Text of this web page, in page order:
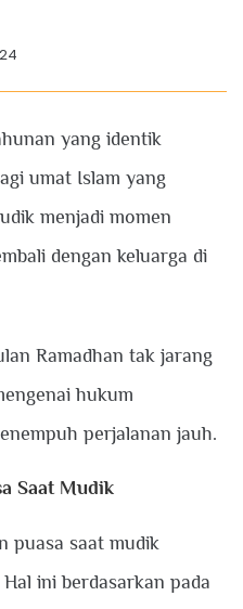
yang identik
umat Islam yang
menjadi momen
dengan keluarga di
Ramadhan tak jarang
hukum
perjalanan jauh.
Saat Mudik
puasa saat mudik
ini berdasarkan pada